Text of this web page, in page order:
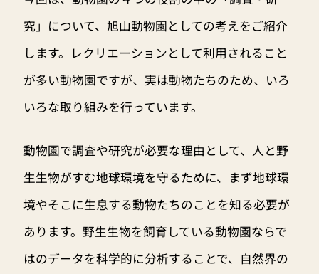
究」について、旭山動物園としての考えをご紹介
します。レクリエーションとして利用されること
が多い動物園ですが、実は動物たちのため、いろ
いろな取り組みを行っています。
動物園で調査や研究が必要な理由として、人と野
生生物がすむ地球環境を守るために、まず地球環
境やそこに生息する動物たちのことを知る必要が
あります。野生生物を飼育している動物園ならで
はのデータを科学的に分析することで、自然界の